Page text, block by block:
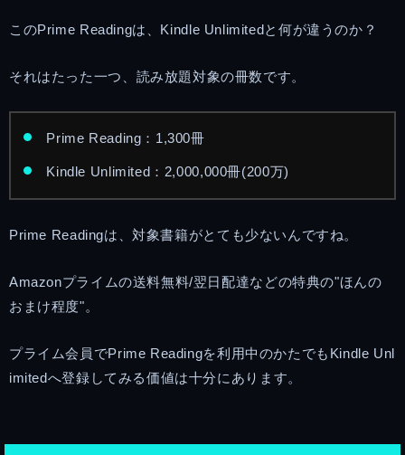
このPrime Readingは、Kindle Unlimitedと何が違うのか？
それはたった一つ、読み放題対象の冊数です。
Prime Reading：1,300冊
Kindle Unlimited：2,000,000冊(200万)
Prime Readingは、対象書籍がとても少ないんですね。
Amazonプライムの送料無料/翌日配達などの特典の"ほんの
おまけ程度"。
プライム会員でPrime Readingを利用中のかたでもKindle Unl
imitedへ登録してみる価値は十分にあります。